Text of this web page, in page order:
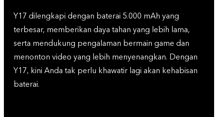
Y17 dilengkapi dengan baterai 5.000 mAh yang
terbesar, memberikan daya tahan yang lebih lama,
serta mendukung pengalaman bermain game dan
menonton video yang lebih menyenangkan. Dengan
Y17, kini Anda tak perlu khawatir lagi akan kehabisan
baterai.